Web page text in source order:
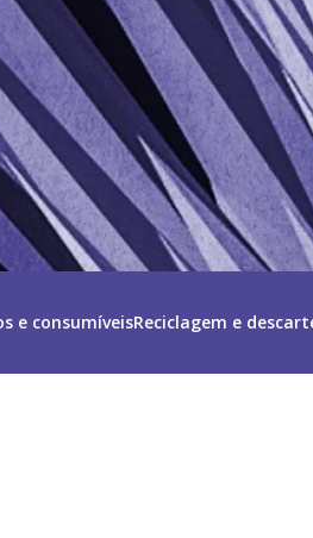
e consumíveisReciclagem e